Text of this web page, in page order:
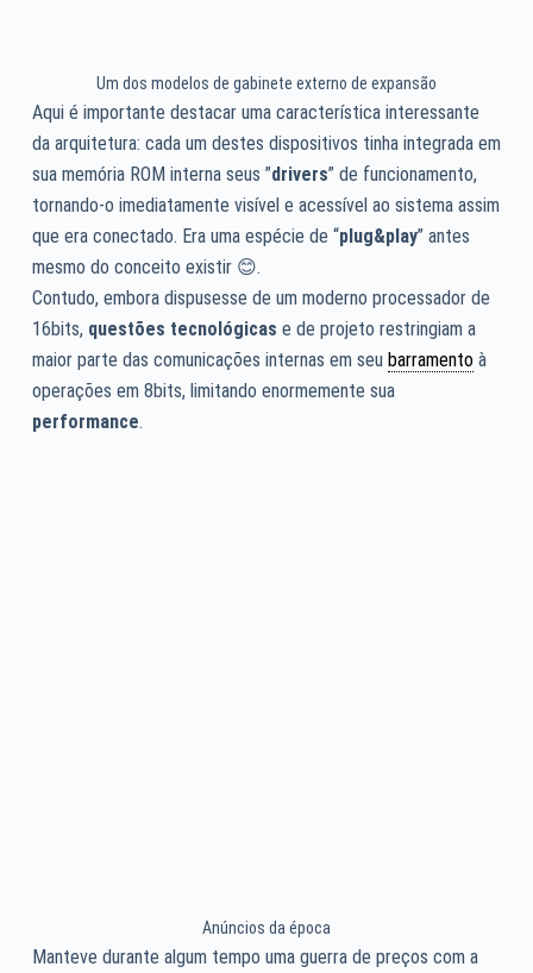
Um dos modelos de gabinete externo de expansão
Aqui é importante destacar uma característica interessante
da arquitetura: cada um destes dispositivos tinha integrada em
sua memória ROM interna seus ”drivers” de funcionamento,
tornando-o imediatamente visível e acessível ao sistema assim
que era conectado. Era uma espécie de “plug&play” antes
mesmo do conceito existir 😊.
Contudo, embora dispusesse de um moderno processador de
16bits, questões tecnológicas e de projeto restringiam a
maior parte das comunicações internas em seu barramentoà
operações em 8bits, limitando enormemente sua
performance.
Anúncios da época
Manteve durante algum tempo uma guerra de preços com a